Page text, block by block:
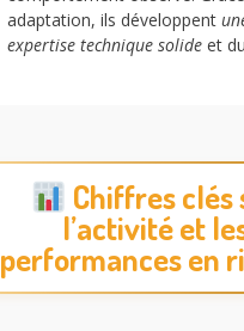
adaptation, ils développent
expertise technique solide et
Chiffres clés
l’activité et
performances en